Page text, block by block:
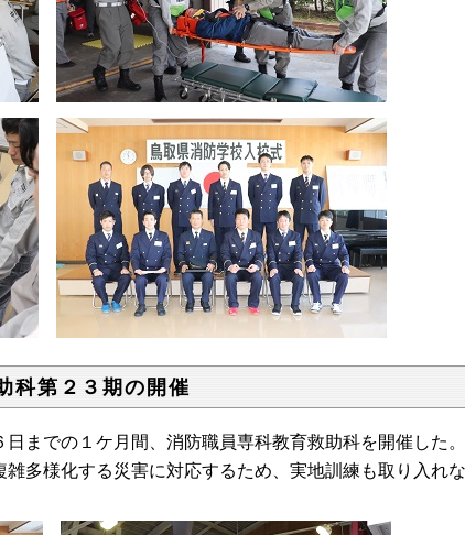
科第２３期の開催
までの１ケ月間、消防職員専科教育救助科を開催した
多様化する災害に対応するため、実地訓練も取り入れ